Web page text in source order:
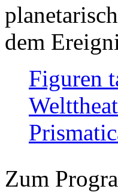
dem
Figuren
Zum